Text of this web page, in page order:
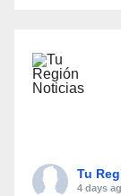
Tu
4 days